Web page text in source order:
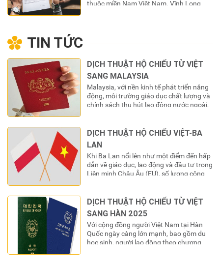
thuộc miền Nam Việt Nam. Vĩnh Long
TIN TỨC
DỊCH THUẬT HỘ CHIẾU TỪ VIỆT
SANG MALAYSIA
Malaysia, với nền kinh tế phát triển năng
động, môi trường giáo dục chất lượng và
chính sách thu hút lao động nước ngoài,
Việt Nam. Từ các chuyên gia kỹ thuật, lao
động, du học sinh đến…
DỊCH THUẬT HỘ CHIẾU VIỆT-BA
LAN
Khi Ba Lan nổi lên như một điểm đến hấp
dẫn về giáo dục, lao động và đầu tư trong
Liên minh Châu Âu (EU), số lượng công
cầu sử dụng các giấy tờ pháp lý của…
DỊCH THUẬT HỘ CHIẾU TỪ VIỆT
SANG HÀN 2025
Với cộng đồng người Việt Nam tại Hàn
Quốc ngày càng lớn mạnh, bao gồm du
học sinh, người lao động theo chương